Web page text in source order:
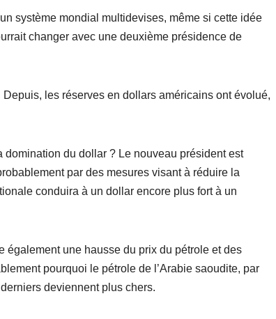
système mondial multidevises, même si cette idée
changer avec une deuxième présidence de
les réserves en dollars américains ont évolué,
du dollar ? Le nouveau président est
par des mesures visant à réduire la
conduira à un dollar encore plus fort à un
également une hausse du prix du pétrole et des
pourquoi le pétrole de l’Arabie saoudite, par
deviennent plus chers.